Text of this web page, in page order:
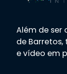
Além de ser
de
e vídeo em